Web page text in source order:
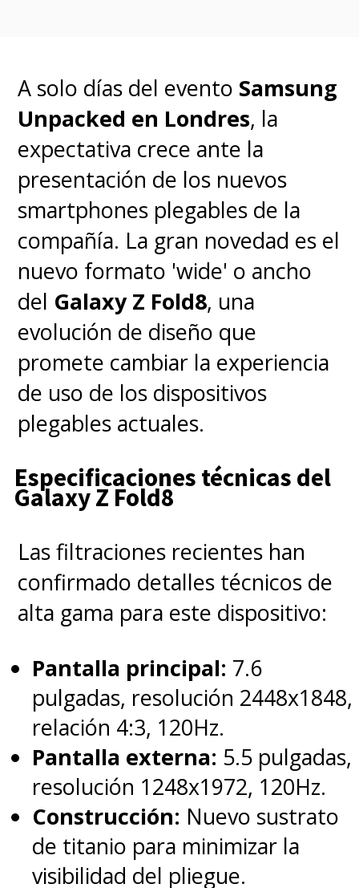
A solo días del evento Samsung
Unpacked en Londres, la
expectativa crece ante la
presentación de los nuevos
smartphones plegables de la
compañía. La gran novedad es el
nuevo formato 'wide' o ancho
del Galaxy Z Fold8, una
evolución de diseño que
promete cambiar la experiencia
de uso de los dispositivos
plegables actuales.
Especificaciones técnicas del
Galaxy Z Fold8
Las filtraciones recientes han
confirmado detalles técnicos de
alta gama para este dispositivo:
Pantalla principal: 7.6
pulgadas, resolución 2448x1848,
relación 4:3, 120Hz.
Pantalla externa: 5.5 pulgadas,
resolución 1248x1972, 120Hz.
Construcción: Nuevo sustrato
de titanio para minimizar la
visibilidad del pliegue.